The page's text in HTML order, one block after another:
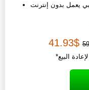
$41.93